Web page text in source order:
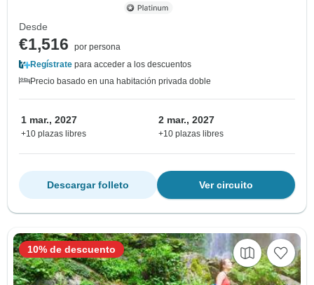
Desde
€1,516
por persona
Regístrate para acceder a los descuentos
Precio basado en una habitación privada doble
1 mar., 2027
+10 plazas libres
2 mar., 2027
+10 plazas libres
Ver circuito
Descargar folleto
10% de descuento